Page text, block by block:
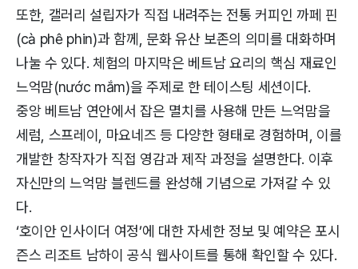
또한, 갤러리 설립자가 직접 내려주는 전통 커피인 까페 핀
(cà phê phin)과 함께, 문화 유산 보존의 의미를 대화하며
나눌 수 있다. 체험의 마지막은 베트남 요리의 핵심 재료인
느억맘(nước mắm)을 주제로 한 테이스팅 세션이다.
중앙 베트남 연안에서 잡은 멸치를 사용해 만든 느억맘을
세럼, 스프레이, 마요네즈 등 다양한 형태로 경험하며, 이를
개발한 창작자가 직접 영감과 제작 과정을 설명한다. 이후
자신만의 느억맘 블렌드를 완성해 기념으로 가져갈 수 있
다.
‘호이안 인사이더 여정’에 대한 자세한 정보 및 예약은 포시
즌스 리조트 남하이 공식 웹사이트를 통해 확인할 수 있다.